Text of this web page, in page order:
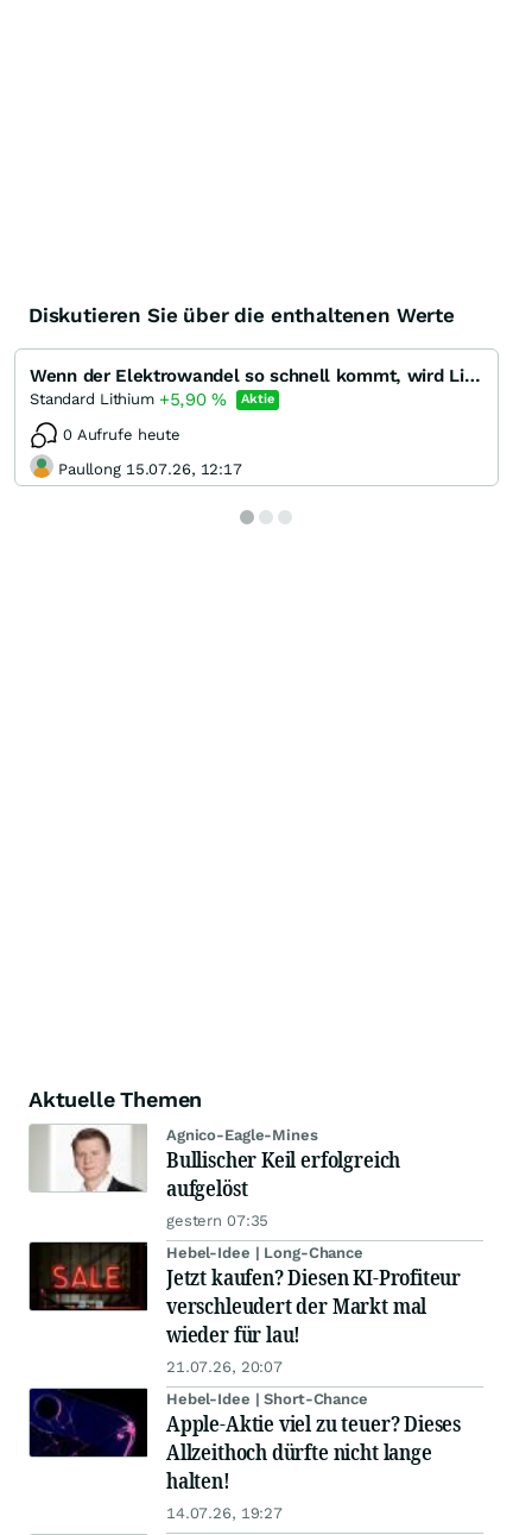
Diskutieren Sie über die enthaltenen Werte
Wenn der Elektrowandel so schnell kommt, wird Lithium benötigt.
Standard Lithium +5,90% Aktie
0 Aufrufe heute
Paullong 15.07.26, 12:17
Aktuelle Themen
Agnico-Eagle-Mines
Bullischer Keil erfolgreich
aufgelöst
gestern 07:35
Hebel-Idee | Long-Chance
Jetzt kaufen? Diesen KI-Profiteur
verschleudert der Markt mal
wieder für lau!
21.07.26, 20:07
Hebel-Idee | Short-Chance
Apple-Aktie viel zu teuer? Dieses
Allzeithoch dürfte nicht lange
halten!
14.07.26, 19:27